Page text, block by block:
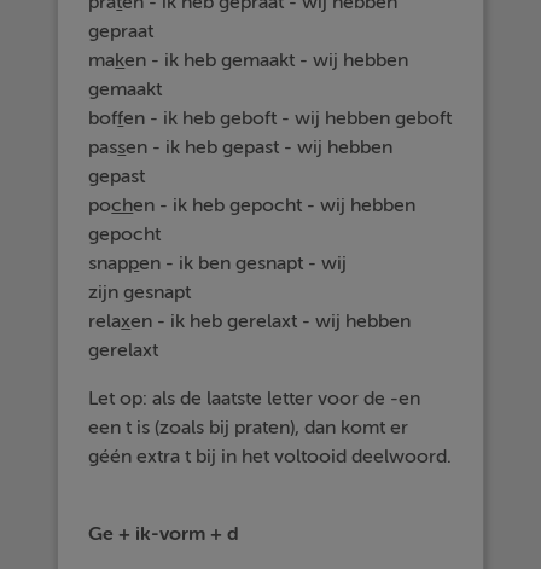
gepraat
maken - ik heb gemaakt - wij hebben
gemaakt
boffen - ik heb geboft - wij hebben geboft
passen - ik heb gepast - wij hebben
gepast
pochen - ik heb gepocht - wij hebben
gepocht
snappen - ik ben gesnapt - wij
zijn gesnapt
relaxen - ik heb gerelaxt - wij hebben
gerelaxt
Let op: als de laatste letter voor de -en
een t is (zoals bij praten), dan komt er
géén extra t bij in het voltooid deelwoord.
Ge + ik-vorm + d